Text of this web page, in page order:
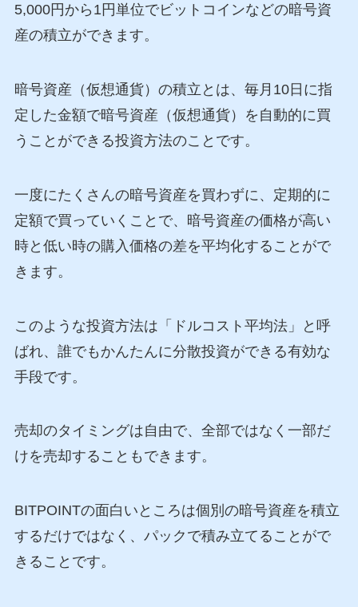
5,000円から1円単位でビットコインなどの暗号資
産の積立ができます。
暗号資産（仮想通貨）の積立とは、毎月10日に指
定した金額で暗号資産（仮想通貨）を自動的に買
うことができる投資方法のことです。
一度にたくさんの暗号資産を買わずに、定期的に
定額で買っていくことで、暗号資産の価格が高い
時と低い時の購入価格の差を平均化することがで
きます。
このような投資方法は「ドルコスト平均法」と呼
ばれ、誰でもかんたんに分散投資ができる有効な
手段です。
売却のタイミングは自由で、全部ではなく一部だ
けを売却することもできます。
BITPOINTの面白いところは個別の暗号資産を積立
するだけではなく、パックで積み立てることがで
きることです。